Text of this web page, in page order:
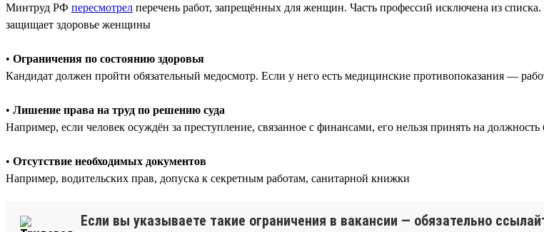
Минтруд РФ пересмотрел перечень работ, запрещённых для женщин. Часть профессий исключена из
защищает здоровье женщины
• Ограничения по состоянию здоровья
Кандидат должен пройти обязательный медосмотр. Если у него есть медицинские противопоказания —
• Лишение права на труд по решению суда
Например, если человек осуждён за преступление, связанное с финансами, его нельзя принять на должность
• Отсутствие необходимых документов
Например, водительских прав, допуска к секретным работам, санитарной книжки
Если вы указываете такие ограничения в вакансии — обязательно